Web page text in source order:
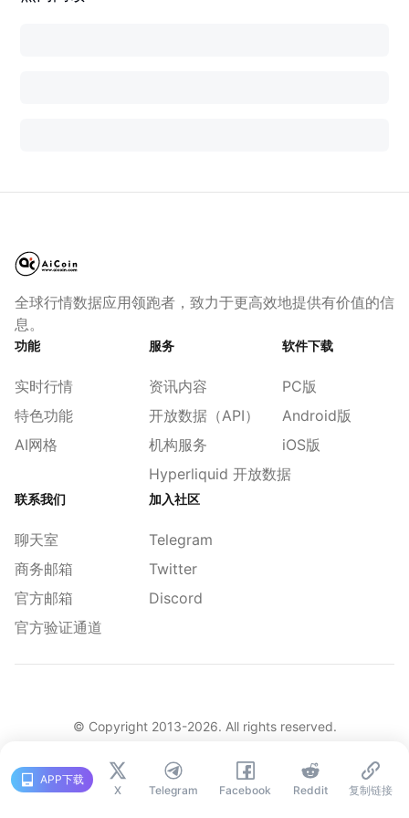
APP下载
X
Telegram Facebook Reddit 复制链接
全球行情数据应用领跑者，致力于更高效地提供有价值的信
息。
功能
实时行情
特色功能
AI网格
服务
资讯内容
开放数据（API）
机构服务
Hyperliquid 开放数据
软件下载
PC版
Android版
iOS版
联系我们
聊天室
商务邮箱
官方邮箱
官方验证通道
加入社区
Telegram
Twitter
Discord
© Copyright 2013-2026. All rights reserved.
简体繁體 |旧版